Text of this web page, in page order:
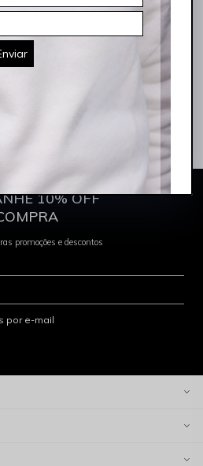
toque contemporâneo. A resina da
brilho sofisticado e uma textura
busca um look arrojado. Descubra a
para você na ROCKSHAM.
10% OFF
promoções e descontos
por e-mail